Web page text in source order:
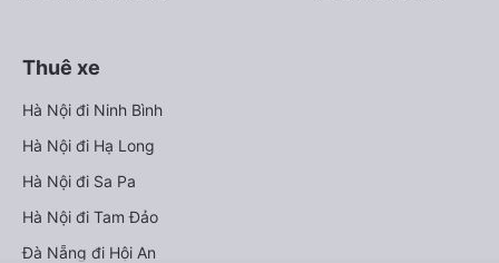
Thuê xe
Hà Nội đi Ninh Bình
Hà Nội đi Hạ Long
Hà Nội đi Sa Pa
Hà Nội đi Tam Đảo
Đà Nẵng đi Hội An